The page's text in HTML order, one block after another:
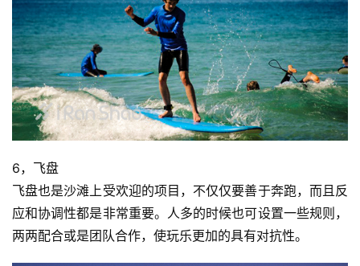
训
练
视
频
户
精
选
6，飞盘
飞盘也是沙滩上受欢迎的项目，不仅仅要善于奔跑，而且反
应和协调性都是非常重要。人多的时候也可设置一些规则，
两两配合或是团队合作，使玩乐更加的具有对抗性。